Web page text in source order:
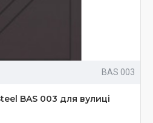
BAS 003
BAS 003 для вулиці